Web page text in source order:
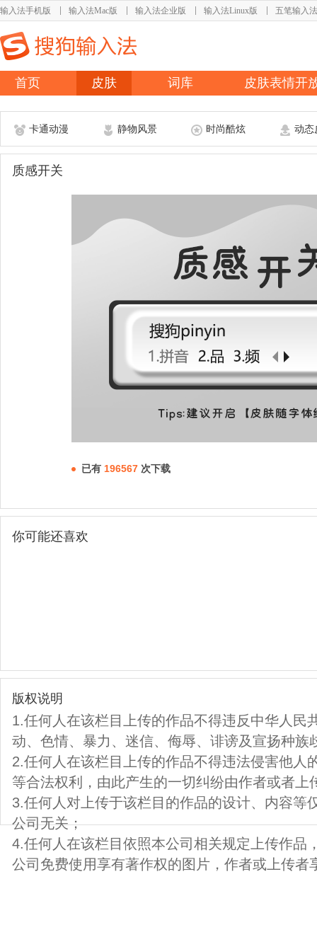
输入法手机版 输入法Mac版 输入法企业版 输入法Linux版 五笔输入法
首页 皮肤 词库 皮肤表情开
卡通动漫 静物风景 时尚酷炫 动态
质感开关
已有 196567 次下载
你可能还喜欢
版权说明
1.任何人在该栏目上传的作品不得违反中华人民
动、色情、暴力、迷信、侮辱、诽谤及宣扬种族
2.任何人在该栏目上传的作品不得违法侵害他人
等合法权利，由此产生的一切纠纷由作者或者上
3.任何人对上传于该栏目的作品的设计、内容等
公司无关；
4.任何人在该栏目依照本公司相关规定上传作品
公司免费使用享有著作权的图片，作者或上传者